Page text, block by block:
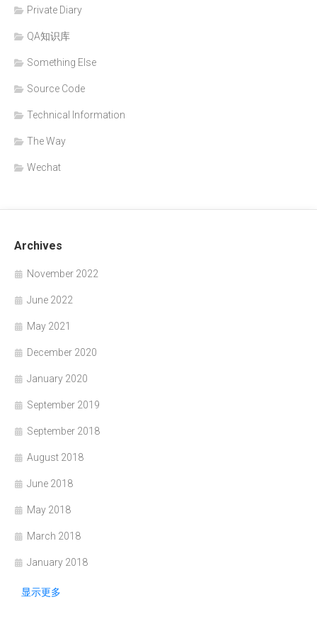
Private Diary
QA知识库
Something Else
Source Code
Technical Information
The Way
Wechat
Archives
November 2022
June 2022
May 2021
December 2020
January 2020
September 2019
September 2018
August 2018
June 2018
May 2018
March 2018
January 2018
显示更多